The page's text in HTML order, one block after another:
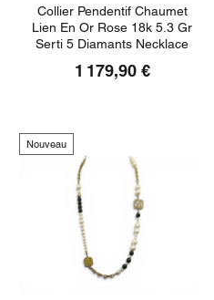
Collier Pendentif Chaumet
Lien En Or Rose 18k 5.3 Gr
Serti 5 Diamants Necklace
1 179,90 €
Nouveau